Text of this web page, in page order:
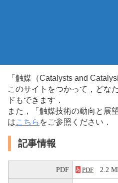
「触媒（Catalysts and
このサイトをつかって，どな
ドもできます．
また，「触媒技術の動向と展
はこちら をご参照ください．
記事情報
PDF PDF 2.2